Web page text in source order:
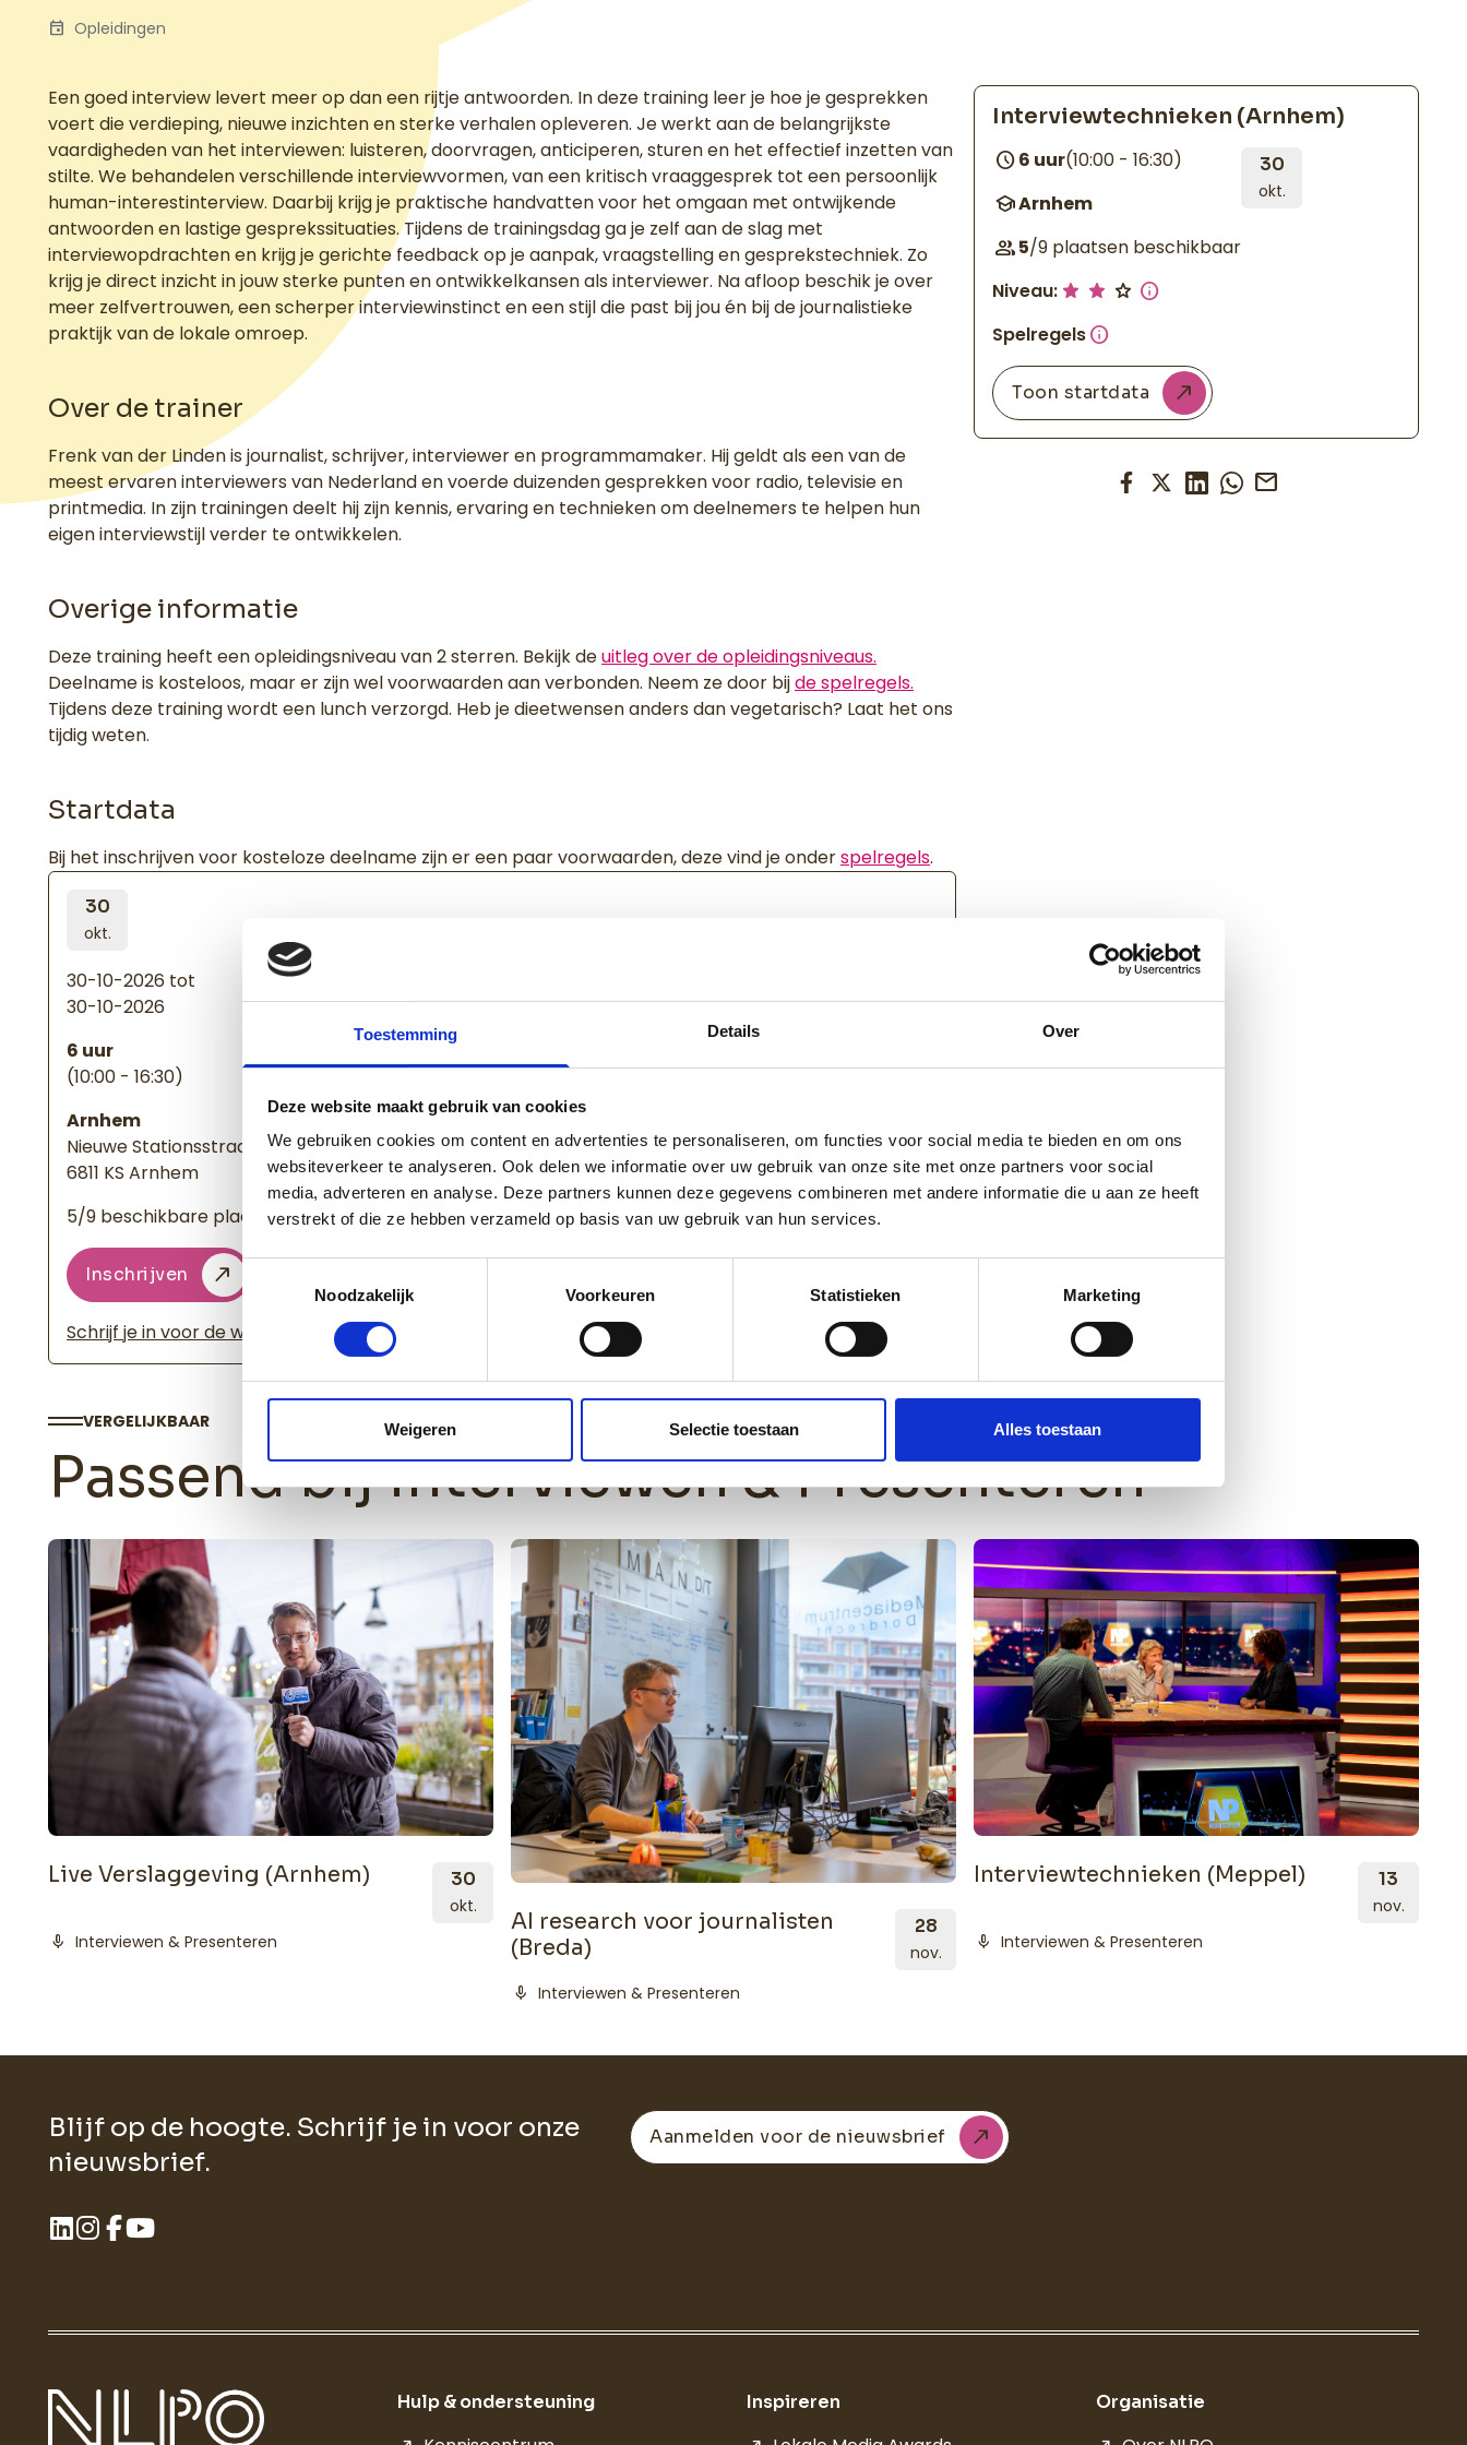
Toestemming Details Over
Deze website maakt gebruik van cookies
We gebruiken cookies om content en advertenties te personaliseren, om functies voor social media te bieden en om ons
websiteverkeer te analyseren. Ook delen we informatie over uw gebruik van onze site met onze partners voor social
media, adverteren en analyse. Deze partners kunnen deze gegevens combineren met andere informatie die u aan ze heeft
verstrekt of die ze hebben verzameld op basis van uw gebruik van hun services.
Noodzakelijk
Voorkeuren Statistieken Marketing
Weigeren Selectie toestaan Alles toestaan
event Opleidingen
Interviewtechnieken (Arnhem)
schedule6 uur(10:00 - 16:30)
schoolArnhem
group5/9 plaatsen beschikbaar
Niveau: star star star info
Spelregelsinfo
30
okt.
Toon startdata
mail
Een goed interview levert meer op dan een rijtje antwoorden. In deze training leer je hoe je gesprekken
voert die verdieping, nieuwe inzichten en sterke verhalen opleveren. Je werkt aan de belangrijkste
vaardigheden van het interviewen: luisteren, doorvragen, anticiperen, sturen en het effectief inzetten van
stilte. We behandelen verschillende interviewvormen, van een kritisch vraaggesprek tot een persoonlijk
human-interestinterview. Daarbij krijg je praktische handvatten voor het omgaan met ontwijkende
antwoorden en lastige gesprekssituaties. Tijdens de trainingsdag ga je zelf aan de slag met
interviewopdrachten en krijg je gerichte feedback op je aanpak, vraagstelling en gesprekstechniek. Zo
krijg je direct inzicht in jouw sterke punten en ontwikkelkansen als interviewer. Na afloop beschik je over
meer zelfvertrouwen, een scherper interviewinstinct en een stijl die past bij jou én bij de journalistieke
praktijk van de lokale omroep.
Over de trainer
Frenk van der Linden is journalist, schrijver, interviewer en programmamaker. Hij geldt als een van de
meest ervaren interviewers van Nederland en voerde duizenden gesprekken voor radio, televisie en
printmedia. In zijn trainingen deelt hij zijn kennis, ervaring en technieken om deelnemers te helpen hun
eigen interviewstijl verder te ontwikkelen.
Overige informatie
Deze training heeft een opleidingsniveau van 2 sterren. Bekijk deuitleg over de opleidingsniveaus.
Deelname is kosteloos, maar er zijn wel voorwaarden aan verbonden. Neem ze door bijde spelregels.
Tijdens deze training wordt een lunch verzorgd. Heb je dieetwensen anders dan vegetarisch? Laat het ons
tijdig weten.
Startdata
Bij het inschrijven voor kosteloze deelname zijn er een paar voorwaarden, deze vind je onderspelregels.
30
okt.
30-10-2026 tot
30-10-2026
6 uur
(10:00 - 16:30)
Arnhem
Nieuwe Stationsstraat 10
6811 KS Arnhem
5/9 beschikbare plaatsen
Inschrijven
Schrijf je in voor de wachtlijst
VERGELIJKBAAR
Passend bij Interviewen & Presenteren
Live Verslaggeving (Arnhem) 30
okt.
mic Interviewen & Presenteren
AI research voor journalisten
(Breda)
28
nov.
mic Interviewen & Presenteren
Interviewtechnieken (Meppel) 13
nov.
mic Interviewen & Presenteren
Blijf op de hoogte. Schrijf je in voor onze
nieuwsbrief.
Aanmelden voor de nieuwsbrief
Hulp & ondersteuning Inspireren Organisatie